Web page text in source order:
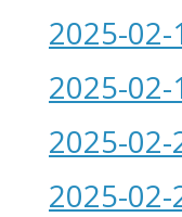
2025-
2025-
2025-
2025-